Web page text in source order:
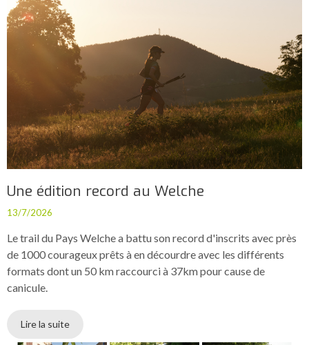
Une édition record au Welche
13/7/2026
Le trail du Pays Welche a battu son record d'inscrits avec près
de 1000 courageux prêts à en décourdre avec les différents
formats dont un 50 km raccourci à 37km pour cause de
canicule.
Lire la suite